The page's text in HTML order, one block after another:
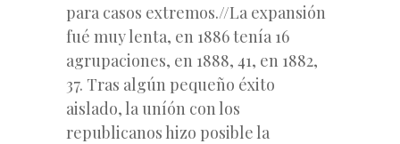
para casos extremos.//La expansión
fué muy lenta, en 1886 tenía 16
agrupaciones, en 1888, 41, en 1882,
37. Tras algún pequeño éxito
aislado, la uníón con los
republicanos hizo posible la